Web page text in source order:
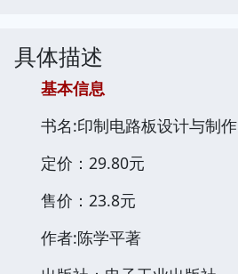
具体描述
基本信息
书名:印制电路板设计与制作
定价：29.80元
售价：23.8元
作者:陈学平著